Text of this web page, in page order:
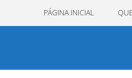
PÁGINA INICIAL